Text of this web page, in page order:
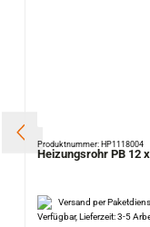
Produktnummer: HP1118004
Heizungsrohr PB 12
Versand per
Verfügbar, Lieferzeit: 3-5